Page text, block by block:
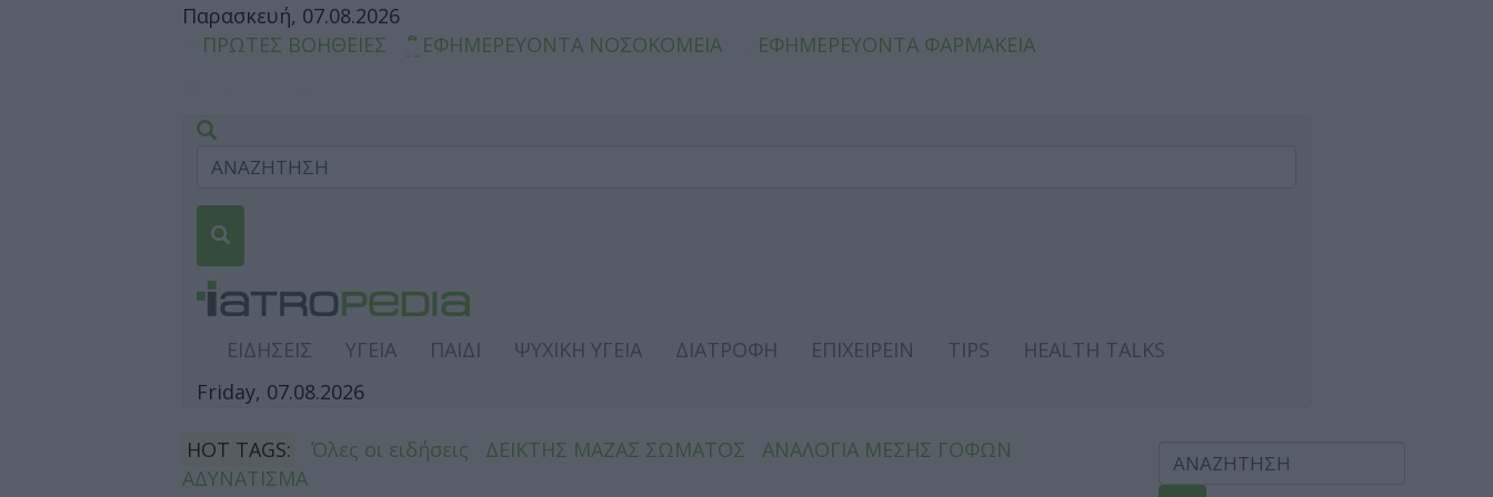
Παρασκευή, 07.08.2026
ΠΡΩΤΕΣ ΒΟΗΘΕΙΕΣ
ΕΦΗΜΕΡΕΥΟΝΤΑ ΝΟΣΟΚΟΜΕΙΑ ΕΦΗΜΕΡΕΥΟΝΤΑ ΦΑΡΜΑΚΕΙΑ
ΕΙΔΗΣΕΙΣ ΥΓΕΙΑ ΠΑΙΔΙ ΨΥΧΙΚΗ ΥΓΕΙΑ ΔΙΑΤΡΟΦΗ ΕΠΙΧΕΙΡΕΙΝ TIPS
HEALTH TALKS
Friday, 07.08.2026
HOT TAGS: Όλες οι ειδήσεις ΔΕΙΚΤΗΣ ΜΑΖΑΣ ΣΩΜΑΤΟΣ
ΑΝΑΛΟΓΙΑ ΜΕΣΗΣ ΓΟΦΩΝ
ΑΔΥΝΑΤΙΣΜΑ